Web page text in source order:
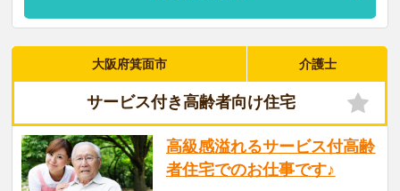
大阪府箕面市 介護士
サービス付き高齢者向け住宅
高級感溢れるサービス付高齢
者住宅でのお仕事です♪